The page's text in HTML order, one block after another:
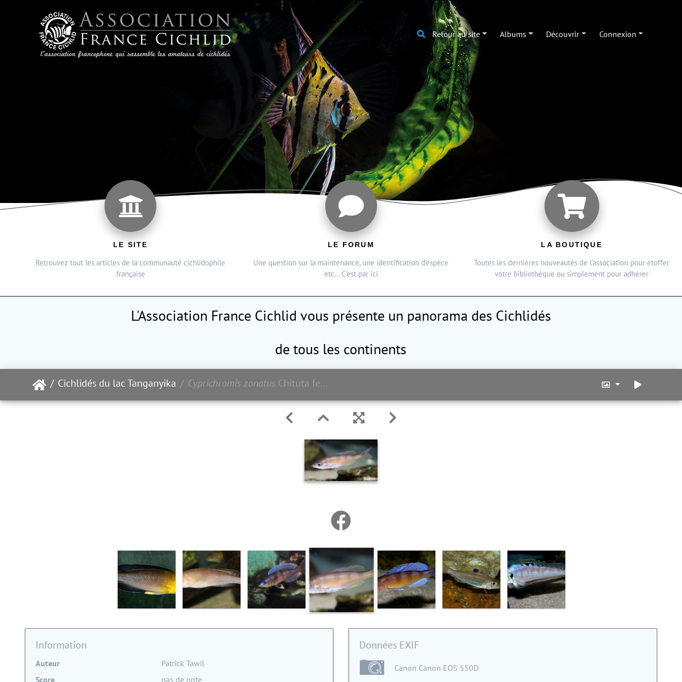
LE SITE
Retrouvez tout les articles de la communauté cichlidophile
française
LE FORUM
Une question sur la maintenance, une identification d'espèce
etc... C'est par ici
LA BOUTIQUE
Toutes les dernières nouveautés de l’association pour etoffer
votre bibliothèque ou simplement pour adhérer
Retour au site Albums Découvrir Connexion
L'Association France Cichlid vous présente un panorama des Cichlidés
de tous les continents
Cichlidés du lac Tanganyika Cyprichromis zonatus Chituta femelle
Information
Auteur
Patrick Tawil
Score
pas de note
Données EXIF
Canon Canon EOS 550D